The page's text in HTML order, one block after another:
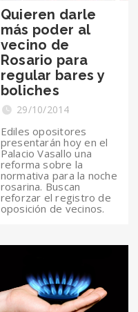
Quieren darle
más poder al
vecino de
Rosario para
regular bares y
boliches
29/10/2014
Ediles opositores
presentarán hoy en el
Palacio Vasallo una
reforma sobre la
normativa para la noche
rosarina. Buscan
reforzar el registro de
oposición de vecinos.